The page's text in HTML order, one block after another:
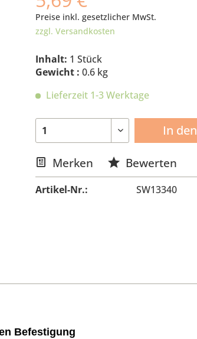
Preise inkl. gesetzlicher MwSt.
zzgl. Versandkosten
Inhalt: 1 Stück
Gewicht : 0.6 kg
Lieferzeit 1-3 Werktage
In den
Merken Bewerten
Artikel-Nr.: SW13340
Befestigung